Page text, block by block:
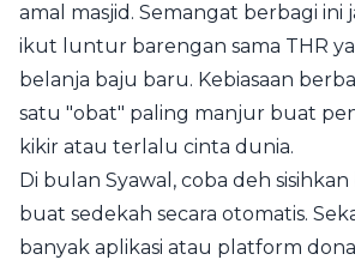
amal masjid. Semangat berbagi ini
ikut luntur barengan sama THR
belanja baju baru. Kebiasaan
satu "obat" paling manjur buat
kikir atau terlalu cinta dunia.
Di bulan Syawal, coba deh
buat sedekah secara otomatis.
banyak aplikasi atau platform